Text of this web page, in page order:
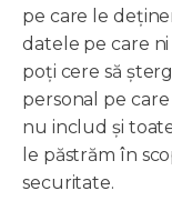
pe care le
datele pe care
poți cere să
personal pe
nu includ și
le păstrăm în
securitate.